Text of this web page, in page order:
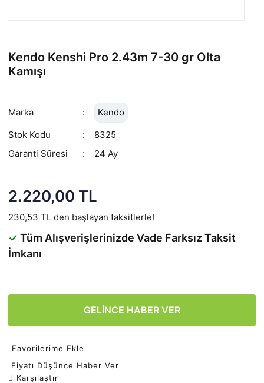
Kendo Kenshi Pro 2.43m 7-30 gr Olta
Kamışı
Marka
Kendo
Stok Kodu
8325
Garanti Süresi
24 Ay
2.220,00 TL
230,53 TL den başlayan taksitlerle!
✓ Tüm Alışverişlerinizde Vade Farksız Taksit
İmkanı
GELİNCE HABER VER
Favorilerime Ekle
Fiyatı Düşünce Haber Ver
Karşılaştır